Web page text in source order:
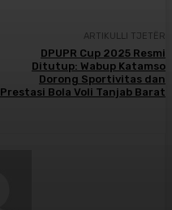
ARTIKULLI TJETËR
DPUPR Cup 2025 Resmi
Ditutup: Wabup Katamso
Dorong Sportivitas dan
Prestasi Bola Voli Tanjab Barat